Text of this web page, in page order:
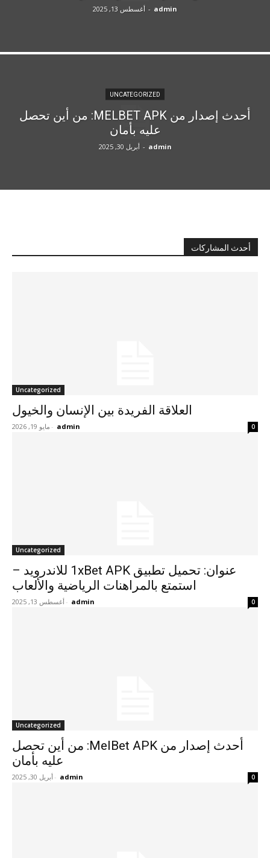
admin
- أغسطس 13, 2025
UNCATEGORIZED
أحدث إصدار من MELBET APK: من أين تحصل
عليه بأمان
admin
- أبريل 30, 2025
أحدث المشاركات
Uncategorized
العلاقة الفريدة بين الإنسان والخيول
admin
- مايو 19, 2026 0
Uncategorized
عنوان: تحميل تطبيق 1xBet APK للاندرويد –
استمتع بالمراهنات الرياضية والألعاب
admin
- أغسطس 13, 2025 0
Uncategorized
أحدث إصدار من MelBet APK: من أين تحصل
عليه بأمان
admin
- أبريل 30, 2025 0